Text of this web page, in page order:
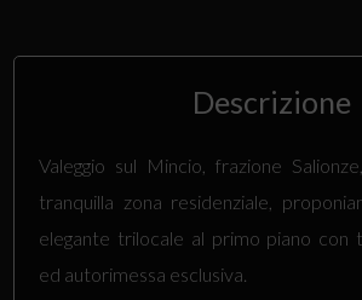
Descrizione
Valeggio sul Mincio, frazione
tranquilla zona residenziale,
elegante trilocale al primo piano con
ed autorimessa esclusiva.